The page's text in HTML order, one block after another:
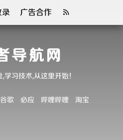
录 广告合作
导航网
学习技术,从这里开始！
谷歌 必应 哔哩哔哩 淘宝